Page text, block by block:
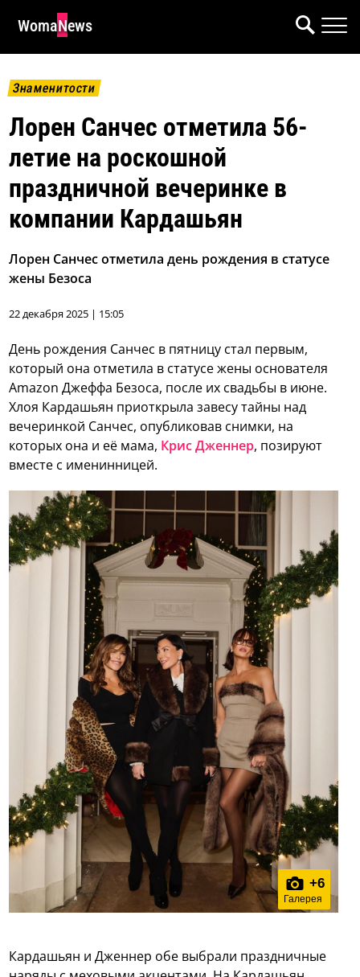
WomaNews
Знаменитости
Лорен Санчес отметила 56-
летие на роскошной
праздничной вечеринке в
компании Кардашьян
Лорен Санчес отметила день рождения в статусе
жены Безоса
22 декабря 2025 | 15:05
День рождения Санчес в пятницу стал первым,
который она отметила в статусе жены основателя
Amazon Джеффа Безоса, после их свадьбы в июне.
Хлоя Кардашьян приоткрыла завесу тайны над
вечеринкой Санчес, опубликовав снимки, на
которых она и её мама, Крис Дженнер, позируют
вместе с именинницей.
+6
Галерея
Кардашьян и Дженнер обе выбрали праздничные